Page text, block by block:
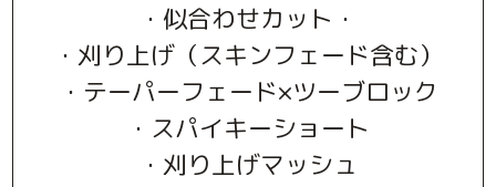
・似合わせカット・
・刈り上げ（スキンフェード含む）
・テーパーフェード×ツーブロック
・スパイキーショート
・刈り上げマッシュ